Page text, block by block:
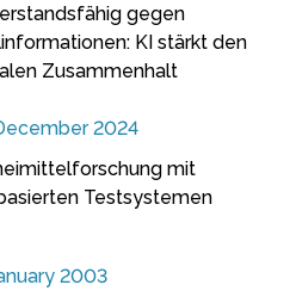
gegen
KI stärkt den
Zusammenhalt
2024
mit
Testsystemen
2003